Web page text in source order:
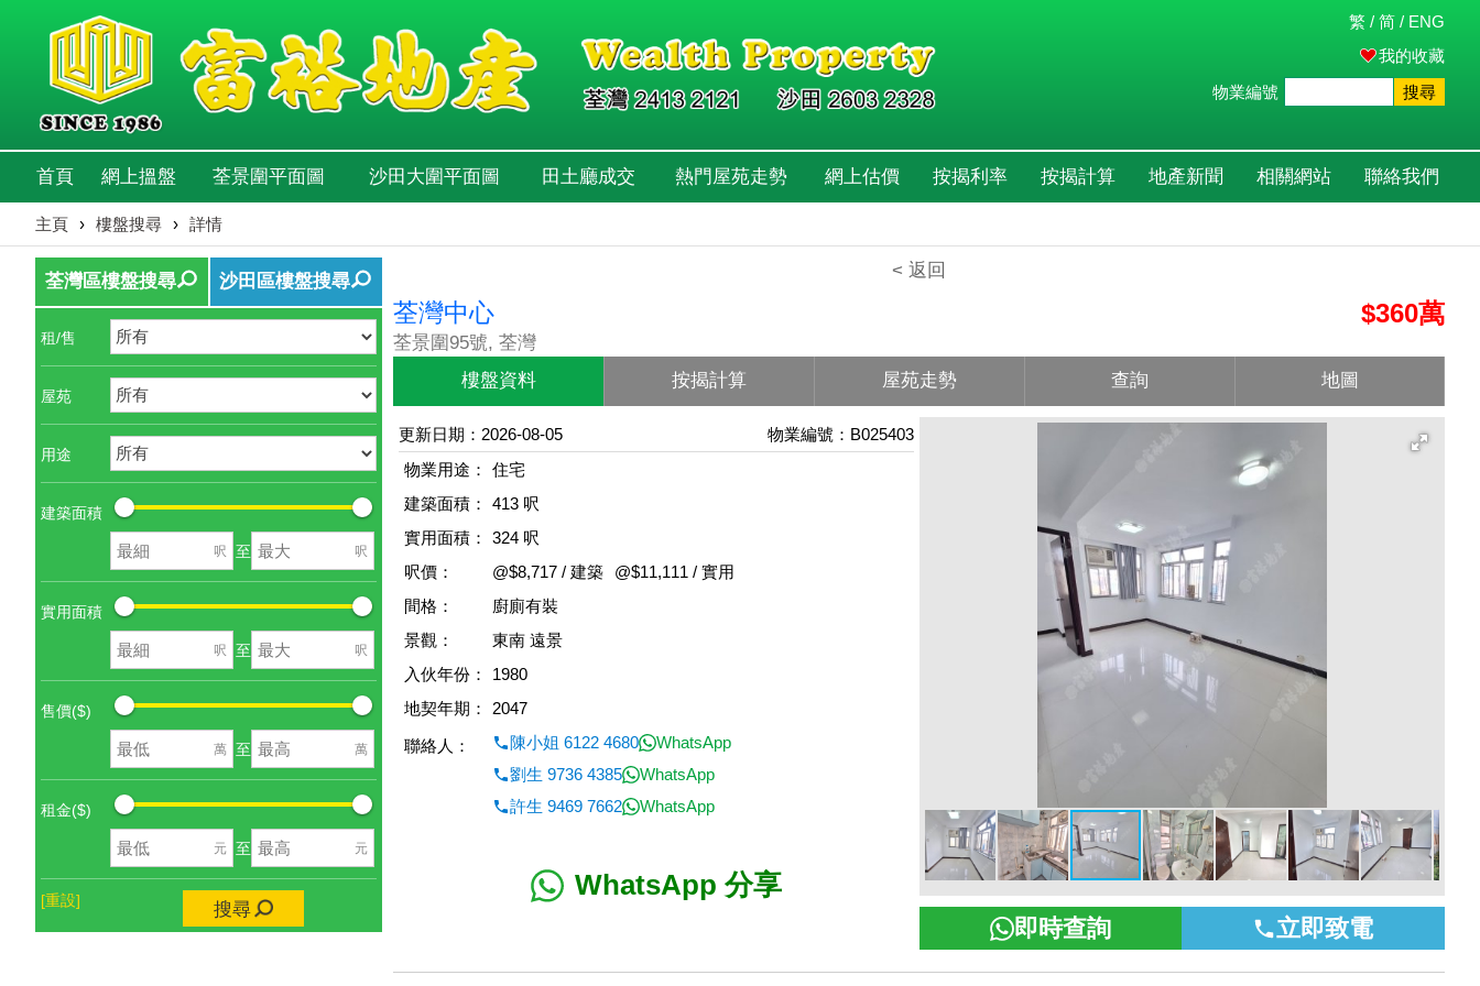
繁 / 简 / ENG
我的收藏
物業編號
搜尋
首頁 網上搵盤 荃景圍平面圖 沙田大圍平面圖 田土廳成交 熱門屋苑走勢 網上估價 按揭利率 按揭計算 地產新聞 相關網站 聯絡我們
主頁 › 樓盤搜尋 › 詳情
荃灣區樓盤搜尋 沙田區樓盤搜尋
租/售
屋苑
用途
建築面積
呎 至 呎
實用面積
呎 至 呎
售價($)
萬 至 萬
租金($)
元 至 元
[重設] 搜尋
< 返回
荃灣中心
荃景圍95號, 荃灣
$360萬
樓盤資料 按揭計算 屋苑走勢 查詢 地圖
更新日期：2026-08-05
物業編號：B025403
物業用途：
住宅
建築面積：
413 呎
實用面積：
324 呎
呎價：
@$8,717 / 建築
@$11,111 / 實用
間格：
廚廁有裝
景觀：
東南 遠景
入伙年份：
1980
地契年期：
2047
聯絡人：
陳小姐 6122 4680
WhatsApp
劉生 9736 4385
WhatsApp
許生 9469 7662
WhatsApp
WhatsApp 分享
即時查詢 立即致電